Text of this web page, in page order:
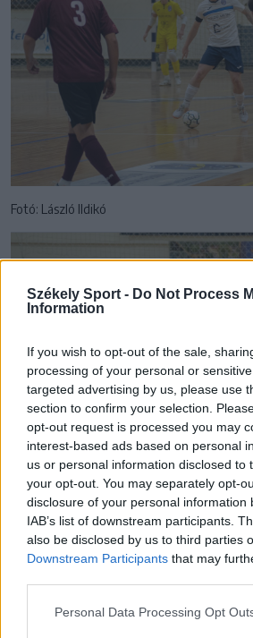
Székely Sport - Do Not Process
Information
If you wish to opt-out of the sale,
processing of your personal or
targeted advertising by us, please use
section to confirm your selection.
opt-out request is processed you may
interest-based ads based on personal
us or personal information disclosed to
your opt-out. You may separately opt-
disclosure of your personal information
IAB’s list of downstream participants.
also be disclosed by us to third parties
Downstream Participants that may
Personal Data Processing Opt
Fotó: László Ildikó
Fotó: László Ildikó